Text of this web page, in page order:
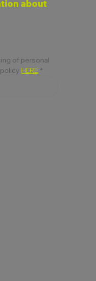
about
of personal
HERE *